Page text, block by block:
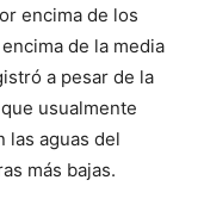
encima de los
de la media
a pesar de la
usualmente
las aguas del
más bajas.